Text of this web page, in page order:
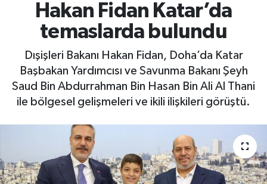
Hakan Fidan Katar’da
temaslarda bulundu
Dışişleri Bakanı Hakan Fidan, Doha’da Katar
Başbakan Yardımcısı ve Savunma Bakanı Şeyh
Saud Bin Abdurrahman Bin Hasan Bin Ali Al Thani
ile bölgesel gelişmeleri ve ikili ilişkileri görüştü.